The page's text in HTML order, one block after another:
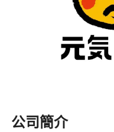
公司簡介